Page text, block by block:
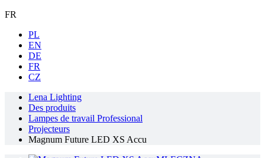
FR
PL
EN
DE
FR
CZ
Lena Lighting
Des produits
Lampes de travail Professional
Projecteurs
Magnum Future LED XS Accu